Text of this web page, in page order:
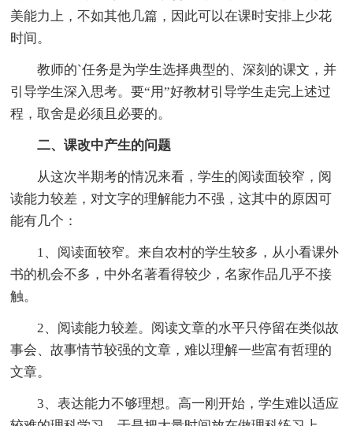
美能力上，不如其他几篇，因此可以在课时安排上少花
时间。
教师的`任务是为学生选择典型的、深刻的课文，并
引导学生深入思考。要“用”好教材引导学生走完上述过
程，取舍是必须且必要的。
二、课改中产生的问题
从这次半期考的情况来看，学生的阅读面较窄，阅
读能力较差，对文字的理解能力不强，这其中的原因可
能有几个：
1、阅读面较窄。来自农村的学生较多，从小看课外
书的机会不多，中外名著看得较少，名家作品几乎不接
触。
2、阅读能力较差。阅读文章的水平只停留在类似故
事会、故事情节较强的文章，难以理解一些富有哲理的
文章。
3、表达能力不够理想。高一刚开始，学生难以适应